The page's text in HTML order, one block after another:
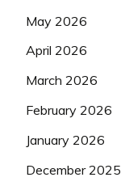
May 2026
April 2026
March 2026
February 2026
January 2026
December 2025